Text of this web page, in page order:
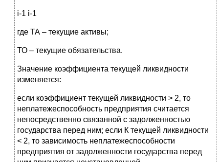
i-1 i-1
где ТА – текущие активы;
ТО – текущие обязательства.
Значение коэффициента текущей ликвидности
изменяется:
если коэффициент текущей ликвидности > 2, то
неплатежеспособность предприятия считается
непосредственно связанной с задолженностью
государства перед ним; если К текущей ликвидности
< 2, то зависимость неплатежеспособности
предприятия от задолженности государства перед